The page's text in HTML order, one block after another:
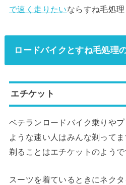
で速く走りたいならすね毛処
ロードバイクとすね毛処理
エチケット
ベテランロードバイク乗りや
ような速い人はみんな剃って
剃ることはエチケットのようで
スーツを着ているときにネク